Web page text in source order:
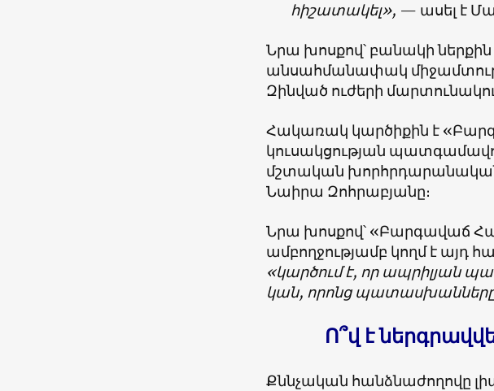
հիշատակել», — ասել է
Նրա խոսքով՝ բանակի
անսահմանափակ
Զինված ուժերի
Հակառակ կարծիքին է
կուսակցության
մշտական
Նաիրա Զոհրաբյանը։
Նրա խոսքով՝ «Բարգավաճ
ամբողջությամբ կողմ է այդ
«կարծում է, որ ապրիլյան
կան, որոնց
Ո՞վ է
Քննչական հանձնաժողովը